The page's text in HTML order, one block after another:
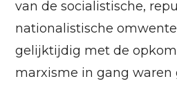
van de socialistische,
nationalistische
gelijktijdig met de
marxisme in gang waren